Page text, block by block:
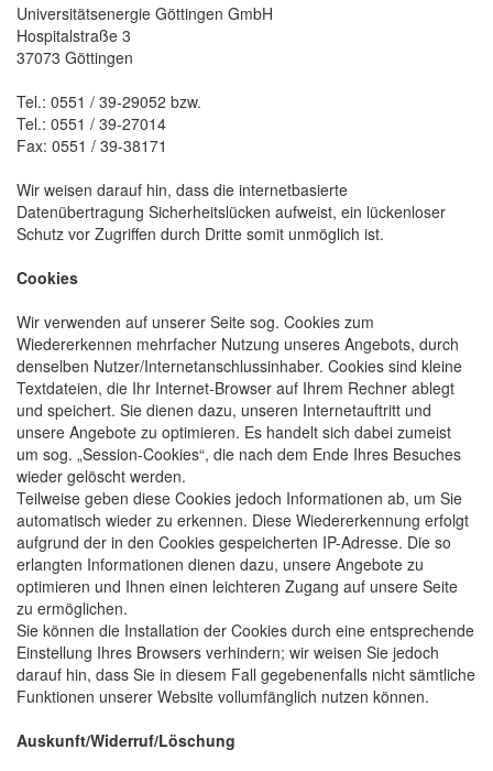
Universitätsenergie Göttingen GmbH
Hospitalstraße 3
37073 Göttingen
Tel.: 0551 / 39-29052 bzw.
Tel.: 0551 / 39-27014
Fax: 0551 / 39-38171
Wir weisen darauf hin, dass die internetbasierte
Datenübertragung Sicherheitslücken aufweist, ein lückenloser
Schutz vor Zugriffen durch Dritte somit unmöglich ist.
Cookies
Wir verwenden auf unserer Seite sog. Cookies zum
Wiedererkennen mehrfacher Nutzung unseres Angebots, durch
denselben Nutzer/Internetanschlussinhaber. Cookies sind kleine
Textdateien, die Ihr Internet-Browser auf Ihrem Rechner ablegt
und speichert. Sie dienen dazu, unseren Internetauftritt und
unsere Angebote zu optimieren. Es handelt sich dabei zumeist
um sog. „Session-Cookies“, die nach dem Ende Ihres Besuches
wieder gelöscht werden.
Teilweise geben diese Cookies jedoch Informationen ab, um Sie
automatisch wieder zu erkennen. Diese Wiedererkennung erfolgt
aufgrund der in den Cookies gespeicherten IP-Adresse. Die so
erlangten Informationen dienen dazu, unsere Angebote zu
optimieren und Ihnen einen leichteren Zugang auf unsere Seite
zu ermöglichen.
Sie können die Installation der Cookies durch eine entsprechende
Einstellung Ihres Browsers verhindern; wir weisen Sie jedoch
darauf hin, dass Sie in diesem Fall gegebenenfalls nicht sämtliche
Funktionen unserer Website vollumfänglich nutzen können.
Auskunft/Widerruf/Löschung